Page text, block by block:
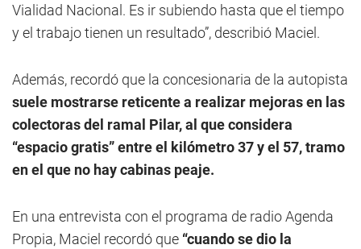
Vialidad Nacional. Es ir subiendo hasta que el tiempo
y el trabajo tienen un resultado”, describió Maciel.
Además, recordó que la concesionaria de la autopista
suele mostrarse reticente a realizar mejoras en las
colectoras del ramal Pilar, al que considera
“espacio gratis” entre el kilómetro 37 y el 57, tramo
en el que no hay cabinas peaje.
En una entrevista con el programa de radio Agenda
Propia, Maciel recordó que “cuando se dio la